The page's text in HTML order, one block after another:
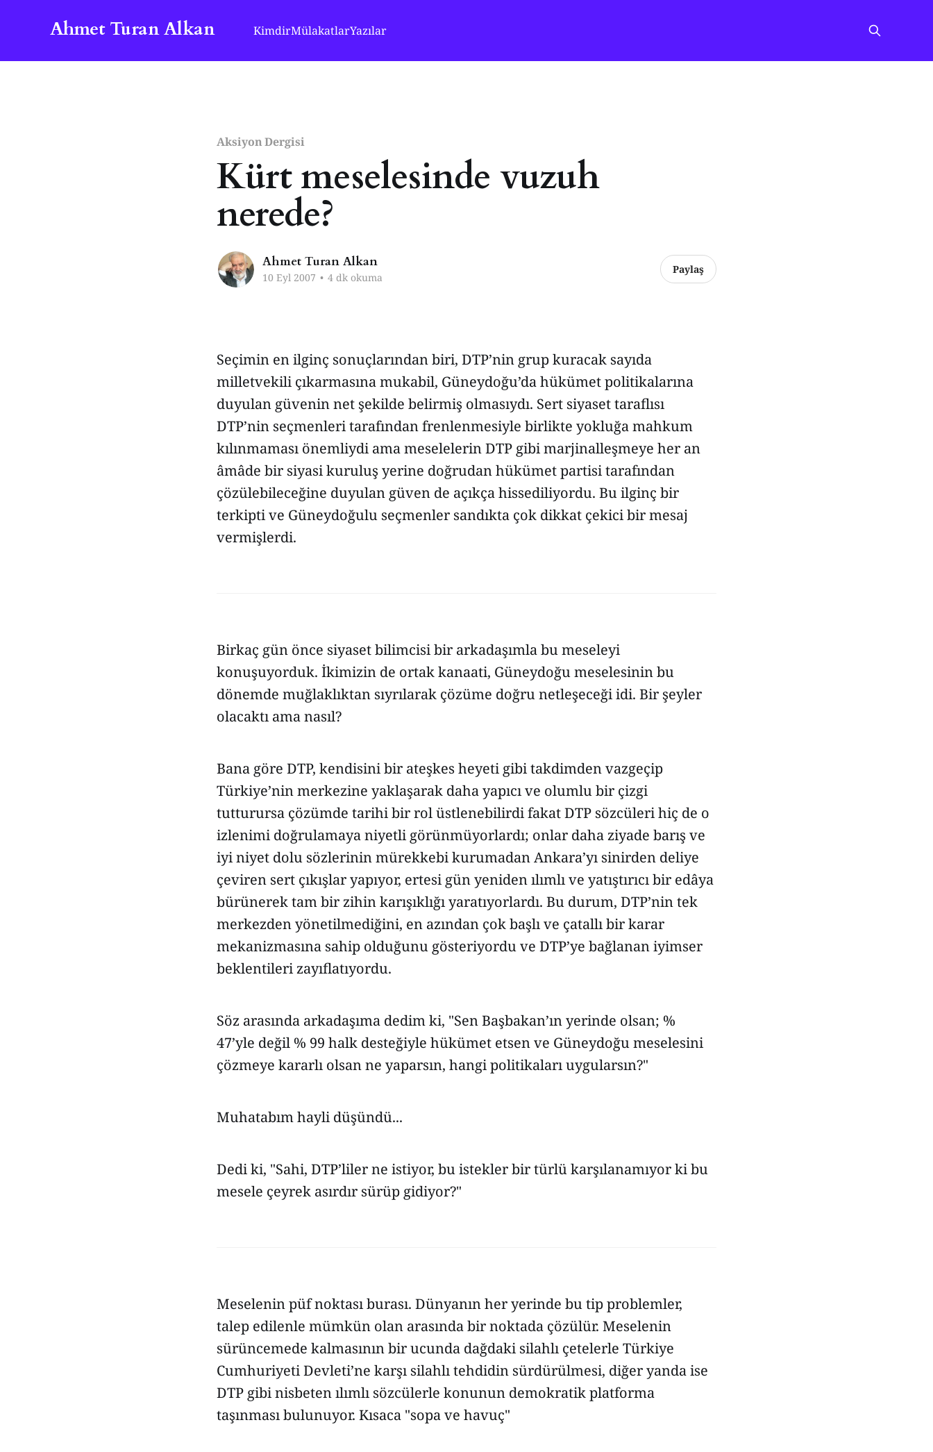
Ahmet Turan Alkan KimdirMülakatlarYazılar
Aksiyon Dergisi
Kürt meselesinde vuzuh
nerede?
Ahmet Turan Alkan
10 Eyl 2007 • 4 dk okuma
Paylaş
Seçimin en ilginç sonuçlarından biri, DTP’nin grup kuracak sayıda
milletvekili çıkarmasına mukabil, Güneydoğu’da hükümet politikalarına
duyulan güvenin net şekilde belirmiş olmasıydı. Sert siyaset taraflısı
DTP’nin seçmenleri tarafından frenlenmesiyle birlikte yokluğa mahkum
kılınmaması önemliydi ama meselelerin DTP gibi marjinalleşmeye her an
âmâde bir siyasi kuruluş yerine doğrudan hükümet partisi tarafından
çözülebileceğine duyulan güven de açıkça hissediliyordu. Bu ilginç bir
terkipti ve Güneydoğulu seçmenler sandıkta çok dikkat çekici bir mesaj
vermişlerdi.
Birkaç gün önce siyaset bilimcisi bir arkadaşımla bu meseleyi
konuşuyorduk. İkimizin de ortak kanaati, Güneydoğu meselesinin bu
dönemde muğlaklıktan sıyrılarak çözüme doğru netleşeceği idi. Bir şeyler
olacaktı ama nasıl?
Bana göre DTP, kendisini bir ateşkes heyeti gibi takdimden vazgeçip
Türkiye’nin merkezine yaklaşarak daha yapıcı ve olumlu bir çizgi
tutturursa çözümde tarihi bir rol üstlenebilirdi fakat DTP sözcüleri hiç de o
izlenimi doğrulamaya niyetli görünmüyorlardı; onlar daha ziyade barış ve
iyi niyet dolu sözlerinin mürekkebi kurumadan Ankara’yı sinirden deliye
çeviren sert çıkışlar yapıyor, ertesi gün yeniden ılımlı ve yatıştırıcı bir edâya
bürünerek tam bir zihin karışıklığı yaratıyorlardı. Bu durum, DTP’nin tek
merkezden yönetilmediğini, en azından çok başlı ve çatallı bir karar
mekanizmasına sahip olduğunu gösteriyordu ve DTP’ye bağlanan iyimser
beklentileri zayıflatıyordu.
Söz arasında arkadaşıma dedim ki, "Sen Başbakan’ın yerinde olsan; %
47’yle değil % 99 halk desteğiyle hükümet etsen ve Güneydoğu meselesini
çözmeye kararlı olsan ne yaparsın, hangi politikaları uygularsın?"
Muhatabım hayli düşündü...
Dedi ki, "Sahi, DTP’liler ne istiyor, bu istekler bir türlü karşılanamıyor ki bu
mesele çeyrek asırdır sürüp gidiyor?"
Meselenin püf noktası burası. Dünyanın her yerinde bu tip problemler,
talep edilenle mümkün olan arasında bir noktada çözülür. Meselenin
sürüncemede kalmasının bir ucunda dağdaki silahlı çetelerle Türkiye
Cumhuriyeti Devleti’ne karşı silahlı tehdidin sürdürülmesi, diğer yanda ise
DTP gibi nisbeten ılımlı sözcülerle konunun demokratik platforma
taşınması bulunuyor. Kısaca "sopa ve havuç"